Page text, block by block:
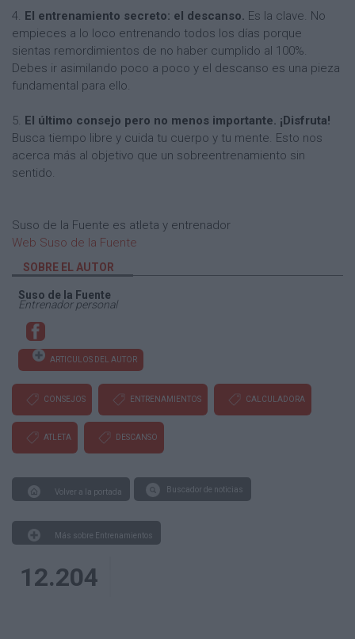
4. El entrenamiento secreto: el descanso. Es la clave. No
empieces a lo loco entrenando todos los días porque
sientas remordimientos de no haber cumplido al 100%.
Debes ir asimilando poco a poco y el descanso es una pieza
fundamental para ello.
5. El último consejo pero no menos importante. ¡Disfruta!
Busca tiempo libre y cuida tu cuerpo y tu mente. Esto nos
acerca más al objetivo que un sobreentrenamiento sin
sentido.
Suso de la Fuente es atleta y entrenador
Web Suso de la Fuente
SOBRE EL AUTOR
Suso de la Fuente
Entrenador personal
ARTICULOS DEL AUTOR
CONSEJOS ENTRENAMIENTOS CALCULADORA
ATLETA DESCANSO
Volver a la portada Buscador de noticias
Más sobre Entrenamientos
12.204